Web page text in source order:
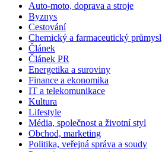
Auto-moto, doprava a stroje
Byznys
Cestování
Chemický a farmaceutický průmysl
Článek
Článek PR
Energetika a suroviny
Finance a ekonomika
IT a telekomunikace
Kultura
Lifestyle
Média, společnost a životní styl
Obchod, marketing
Politika, veřejná správa a soudy